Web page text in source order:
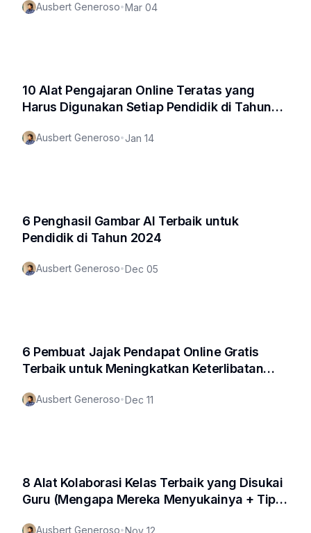
Ausbert Generoso•Mar 04
10 Alat Pengajaran Online Teratas yang
Harus Digunakan Setiap Pendidik di Tahun
Ausbert Generoso•Jan 14
6 Penghasil Gambar AI Terbaik untuk
Pendidik di Tahun 2024
Ausbert Generoso•Dec 05
6 Pembuat Jajak Pendapat Online Gratis
Terbaik untuk Meningkatkan Keterlibatan
Ausbert Generoso•Dec 11
8 Alat Kolaborasi Kelas Terbaik yang Disukai
Guru (Mengapa Mereka Menyukainya + Tips
Ausbert Generoso•Nov 12